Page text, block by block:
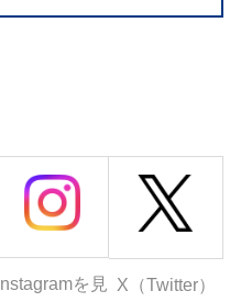
Instagramを見 X（Twitter）